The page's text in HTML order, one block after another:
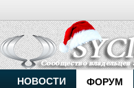
Внимание, новые
Основное общение
Присоединяйтесь.
НОВОСТИ ФОРУМ